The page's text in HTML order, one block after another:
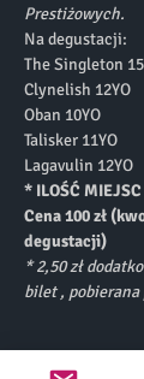
Prestiżowych.
Na degustacji:
The Singleton
Clynelish 12YO
Oban 10YO
Talisker 11YO
Lagavulin 12YO
* ILOŚĆ
Cena 100 zł
degustacji)
* 2,50 zł
bilet , pobierana
Bilety